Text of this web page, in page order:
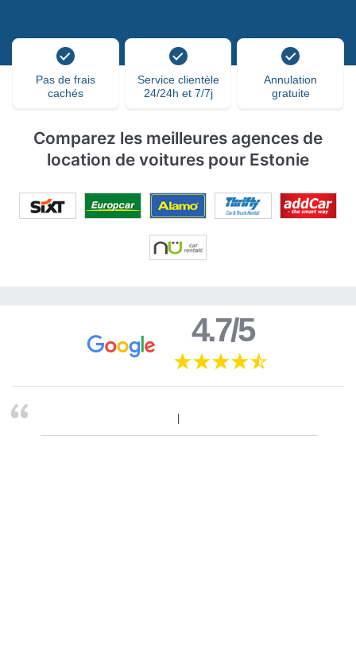
Pas de frais
cachés
Service clientèle
24/24h et 7/7j
Annulation
gratuite
Comparez les meilleures agences de
location de voitures pour Estonie
4.7/5